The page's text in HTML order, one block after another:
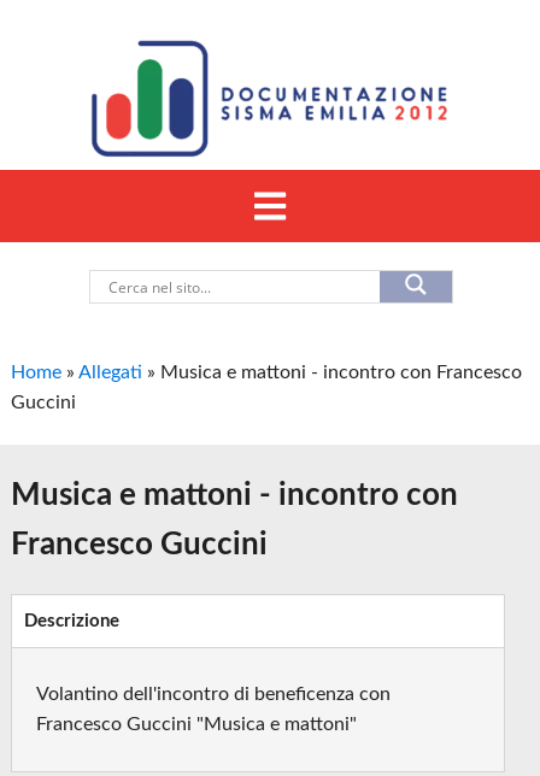
Home »Allegati » Musica e mattoni - incontro con Francesco
Guccini
Musica e mattoni - incontro con
Francesco Guccini
Descrizione
Volantino dell'incontro di beneficenza con
Francesco Guccini "Musica e mattoni"